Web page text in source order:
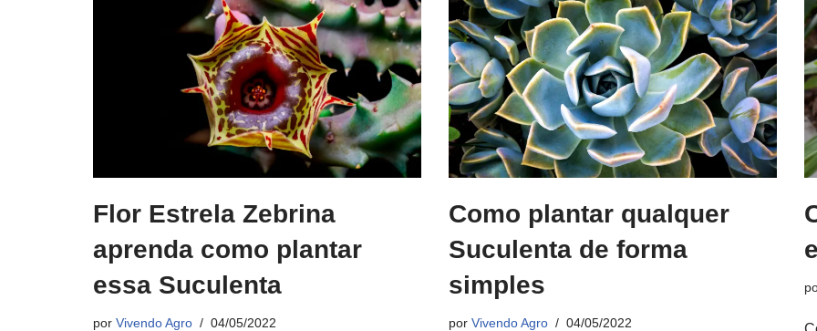
Flor Estrela Zebrina
aprenda como plantar
essa Suculenta
por Vivendo Agro 04/05/2022
Como plantar qualquer
Suculenta de forma
simples
por Vivendo Agro 04/05/2022